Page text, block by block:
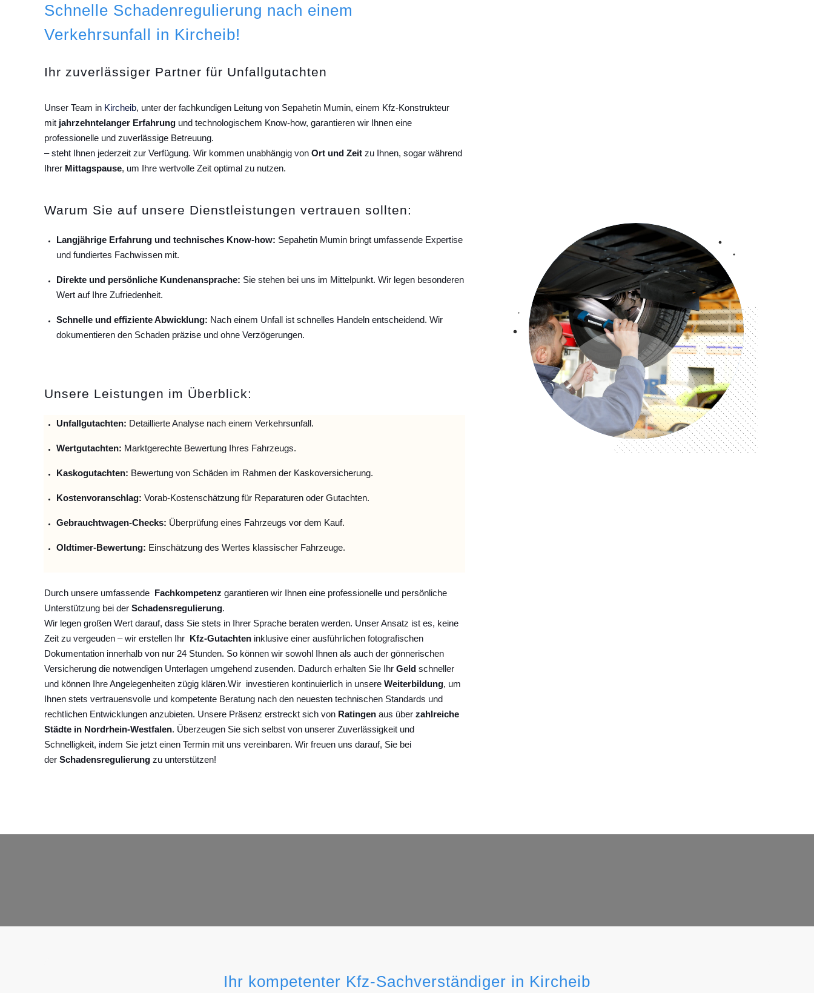
Schnelle Schadenregulierung nach einem
Verkehrsunfall in Kircheib!
Ihr zuverlässiger Partner für Unfallgutachten
Unser Team in Kircheib, unter der fachkundigen Leitung von Sepahetin Mumin, einem Kfz-Konstrukteur
mit jahrzehntelanger Erfahrung und technologischem Know-how, garantieren wir Ihnen eine
professionelle und zuverlässige Betreuung.
– steht Ihnen jederzeit zur Verfügung. Wir kommen unabhängig von Ort und Zeit zu Ihnen, sogar während
Ihrer Mittagspause, um Ihre wertvolle Zeit optimal zu nutzen.
Warum Sie auf unsere Dienstleistungen vertrauen sollten:
Langjährige Erfahrung und technisches Know-how: Sepahetin Mumin bringt umfassende Expertise
und fundiertes Fachwissen mit.
Direkte und persönliche Kundenansprache: Sie stehen bei uns im Mittelpunkt. Wir legen besonderen
Wert auf Ihre Zufriedenheit.
Schnelle und effiziente Abwicklung: Nach einem Unfall ist schnelles Handeln entscheidend. Wir
dokumentieren den Schaden präzise und ohne Verzögerungen.
Unsere Leistungen im Überblick:
Unfallgutachten: Detaillierte Analyse nach einem Verkehrsunfall.
Wertgutachten: Marktgerechte Bewertung Ihres Fahrzeugs.
Kaskogutachten: Bewertung von Schäden im Rahmen der Kaskoversicherung.
Kostenvoranschlag: Vorab-Kostenschätzung für Reparaturen oder Gutachten.
Gebrauchtwagen-Checks: Überprüfung eines Fahrzeugs vor dem Kauf.
Oldtimer-Bewertung: Einschätzung des Wertes klassischer Fahrzeuge.
Durch unsere umfassende Fachkompetenz garantieren wir Ihnen eine professionelle und persönliche
Unterstützung bei der Schadensregulierung.
Wir legen großen Wert darauf, dass Sie stets in Ihrer Sprache beraten werden. Unser Ansatz ist es, keine
Zeit zu vergeuden – wir erstellen Ihr
Kfz-Gutachten inklusive einer ausführlichen fotografischen
Dokumentation innerhalb von nur 24 Stunden. So können wir sowohl Ihnen als auch der gönnerischen
Versicherung die notwendigen Unterlagen umgehend zusenden. Dadurch erhalten Sie Ihr Geld schneller
und können Ihre Angelegenheiten zügig klären.Wir investieren kontinuierlich in unsere Weiterbildung, um
Ihnen stets vertrauensvolle und kompetente Beratung nach den neuesten technischen Standards und
rechtlichen Entwicklungen anzubieten. Unsere Präsenz erstreckt sich von Ratingen aus über zahlreiche
Städte in Nordrhein-Westfalen. Überzeugen Sie sich selbst von unserer Zuverlässigkeit und
Schnelligkeit, indem Sie jetzt einen Termin mit uns vereinbaren. Wir freuen uns darauf, Sie bei
der Schadensregulierung zu unterstützen!
Ihr kompetenter Kfz-Sachverständiger in Kircheib